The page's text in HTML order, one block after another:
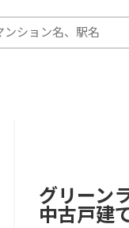
グリーン
中古戸建